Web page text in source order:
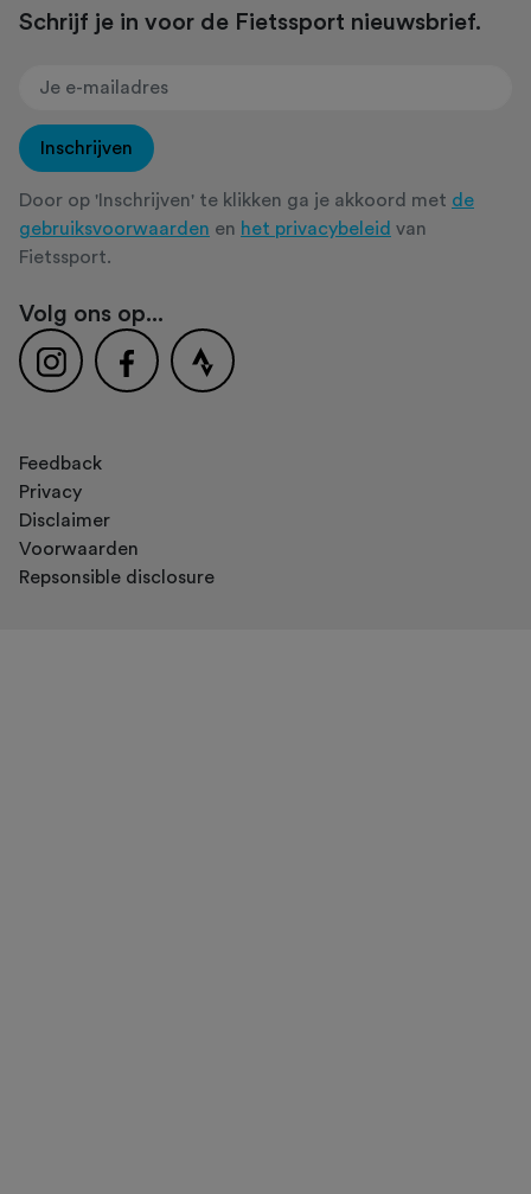
Schrijf je in voor de Fietssport nieuwsbrief.
Inschrijven
Door op 'Inschrijven' te klikken ga je akkoord met de
gebruiksvoorwaarden en het privacybeleid van
Fietssport.
Volg ons op...
Feedback
Privacy
Disclaimer
Voorwaarden
Repsonsible disclosure